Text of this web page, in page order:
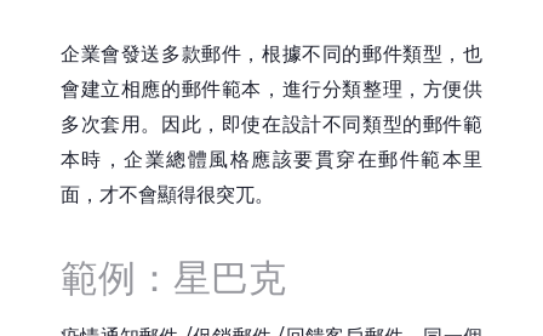
企業會發送多款郵件，根據不同的郵件類型，也
會建立相應的郵件範本，進行分類整理，方便供
多次套用。因此，即使在設計不同類型的郵件範
本時，企業總體風格應該要貫穿在郵件範本里
面，才不會顯得很突兀。
範例：星巴克